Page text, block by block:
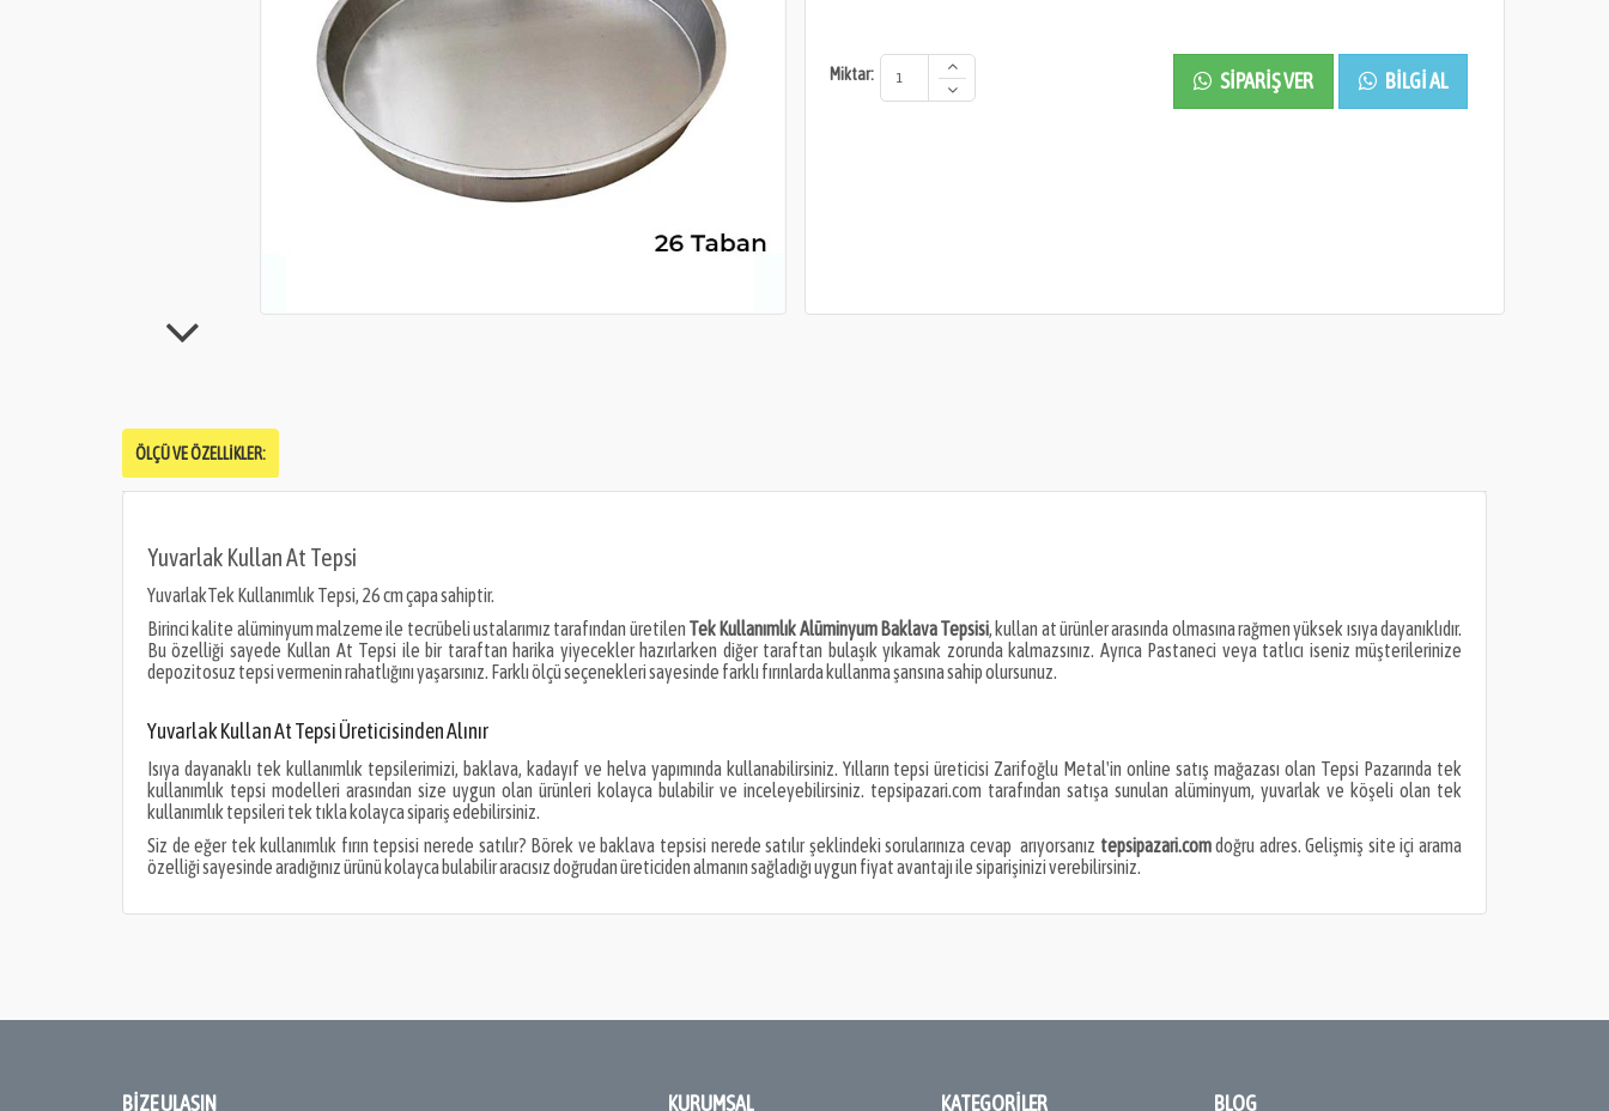
Miktar: SIPARIŞ VER BILGI AL
ÖLÇÜ VE ÖZELLIKLER:
Yuvarlak Kullan At Tepsi
YuvarlakTek Kullanımlık Tepsi, 26 cm çapa sahiptir.
Birinci kalite alüminyum malzeme ile tecrübeli ustalarımız tarafından üretilen Tek Kullanımlık Alüminyum Baklava Tepsisi, kullan at ürünler arasında olmasına rağmen yüksek ısıya dayanıklıdır.
Bu özelliği sayede Kullan At Tepsi ile bir taraftan harika yiyecekler hazırlarken diğer taraftan bulaşık yıkamak zorunda kalmazsınız. Ayrıca Pastaneci veya tatlıcı iseniz müşterilerinize
depozitosuz tepsi vermenin rahatlığını yaşarsınız. Farklı ölçü seçenekleri sayesinde farklı fırınlarda kullanma şansına sahip olursunuz.
Yuvarlak Kullan At Tepsi Üreticisinden Alınır
Isıya dayanaklı tek kullanımlık tepsilerimizi, baklava, kadayıf ve helva yapımında kullanabilirsiniz. Yılların tepsi üreticisi Zarifoğlu Metal'in online satış mağazası olan Tepsi Pazarında tek
kullanımlık tepsi modelleri arasından size uygun olan ürünleri kolayca bulabilir ve inceleyebilirsiniz. tepsipazari.com tarafından satışa sunulan alüminyum, yuvarlak ve köşeli olan tek
kullanımlık tepsileri tek tıkla kolayca sipariş edebilirsiniz.
Siz de eğer tek kullanımlık fırın tepsisi nerede satılır? Börek ve baklava tepsisi nerede satılır şeklindeki sorularınıza cevap arıyorsanız tepsipazari.comdoğru adres. Gelişmiş site içi arama
özelliği sayesinde aradığınız ürünü kolayca bulabilir aracısız doğrudan üreticiden almanın sağladığı uygun fiyat avantajı ile siparişinizi verebilirsiniz.
BIZE ULAŞIN KURUMSAL KATEGORILER BLOG